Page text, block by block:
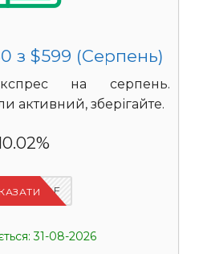
з $599 (Серпень)
на серпень.
активний, зберігайте.
IFPVSDOF
31-08-2026